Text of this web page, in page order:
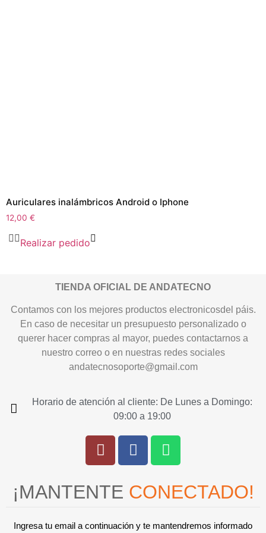
Auriculares inalámbricos Android o Iphone
12,00 €
Realizar pedido
TIENDA OFICIAL DE ANDATECNO
Contamos con los mejores productos electronicosdel páis.
En caso de necesitar un presupuesto personalizado o
querer hacer compras al mayor, puedes contactarnos a
nuestro correo o en nuestras redes sociales
andatecnosoporte@gmail.com
Horario de atención al cliente: De Lunes a Domingo:
09:00 a 19:00
¡MANTENTE CONECTADO!
Ingresa tu email a continuación y te mantendremos informado